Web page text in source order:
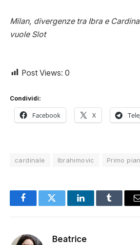
Milan, divergenze tra Ibra e
vuole Slot
Post Views: 0
Condividi:
Facebook X
cardinale Ibrahimovic Primo
FacebookTwitter LinkedInTumblr
Beatrice